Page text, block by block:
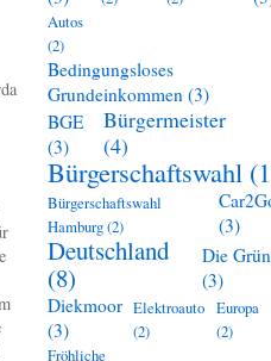
Autos
(2)
Bedingungsloses
Grundeinkommen (3)
BGE
(3)
Bürgermeister
(4)
Bürgerschaftswahl
Bürgerschaftswahl
Hamburg(2)
(3)
Deutschland
(8)
Die
(3)
Diekmoor
(3)
Elektroauto
(2)
Europa
(2)
Fröhliche